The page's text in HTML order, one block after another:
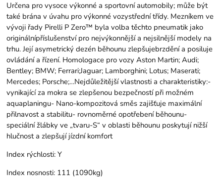
Určena pro vysoce výkonné a sportovní automobily; může být
také brána v úvahu pro výkonné vozystřední třídy. Mezníkem ve
vývoji řady Pirelli P Zero™ byla volba těchto pneumatik jako
originálnípříslušenství pro nejvýkonnější a nejsilnější modely na
trhu. Její asymetrický dezén běhounu zlepšujebrzdění a posiluje
ovládání a řízení. Homologace pro vozy Aston Martin; Audi;
Bentley; BMW; Ferrari;Jaguar; Lamborghini; Lotus; Maserati;
Mercedes; Porsche;…Nejdůležitější vlastnosti a charakteristiky:-
vynikající za mokra se zlepšenou bezpečností při možném
aquaplaningu- Nano-kompozitová směs zajišťuje maximální
přilnavost a stabilitu- rovnoměrné opotřebení běhounu-
speciální žlábky ve „tvaru-S“ v oblasti běhounu poskytují nižší
hlučnost a zlepšují jízdní komfort
Index rýchlosti: Y
Index nosnosti: 111 (1090kg)